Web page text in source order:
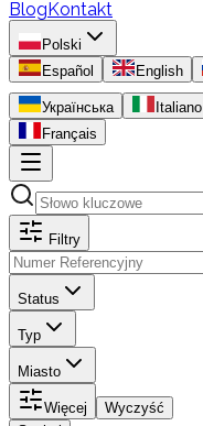
BlogKontakt
Polski
Español
English
Українська Italiano
Français
Filtry
Status
Typ
Miasto
Więcej
Wyczyść